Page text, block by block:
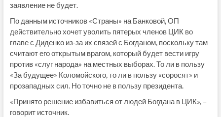
заявление не будет.
По данным источников «Страны» на Банковой, ОП
действительно хочет уволить пятерых членов ЦИК во
главе с Диденко из-за их связей с Богданом, поскольку там
считают его открытым врагом, который будет вести игру
против «слуг народа» на местных выборах. То ли в пользу
«За будущее» Коломойского, то ли в пользу «соросят» и
прозападных сил. Но точно не в пользу президента.
«Принято решение избавиться от людей Богдана в ЦИК», –
говорит источник.